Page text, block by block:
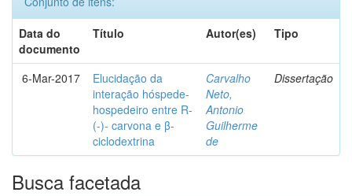
Data do
documento
Título Autor(es) Tipo
6-Mar-2017
Elucidação da
interação hóspede-
hospedeiro entre R-
(-)- carvona e β-
ciclodextrina
Carvalho
Neto,
Antonio
Guilherme
de
Dissertação
Busca facetada